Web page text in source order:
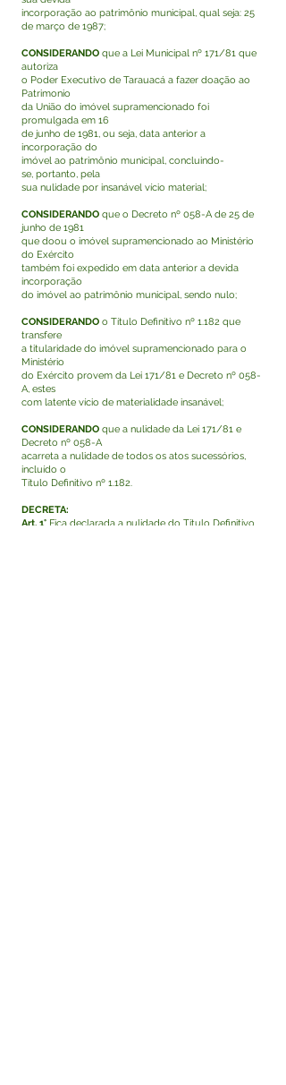
incorporação ao patrimônio municipal, qual seja: 25
de março de 1987;
CONSIDERANDO que a Lei Municipal nº 171/81 que
autoriza
o Poder Executivo de Tarauacá a fazer doação ao
Patrimonio
da União do imóvel supramencionado foi
promulgada em 16
de junho de 1981, ou seja, data anterior a
incorporação do
imóvel ao patrimônio municipal, concluindo-
se, portanto, pela
sua nulidade por insanável vício material;
CONSIDERANDO que o Decreto nº 058-A de 25 de
junho de 1981
que doou o imóvel supramencionado ao Ministério
do Exército
também foi expedido em data anterior a devida
incorporação
do imóvel ao patrimônio municipal, sendo nulo;
CONSIDERANDO o Título Definitivo nº 1.182 que
transfere
a titularidade do imóvel supramencionado para o
Ministério
do Exército provem da Lei 171/81 e Decreto nº 058-
A, estes
com latente vício de materialidade insanável;
CONSIDERANDO que a nulidade da Lei 171/81 e
Decreto nº 058-A
acarreta a nulidade de todos os atos sucessórios,
incluído o
Título Definitivo nº 1.182.
DECRETA:
Art. 1° Fica declarada a nulidade do Título Definitivo